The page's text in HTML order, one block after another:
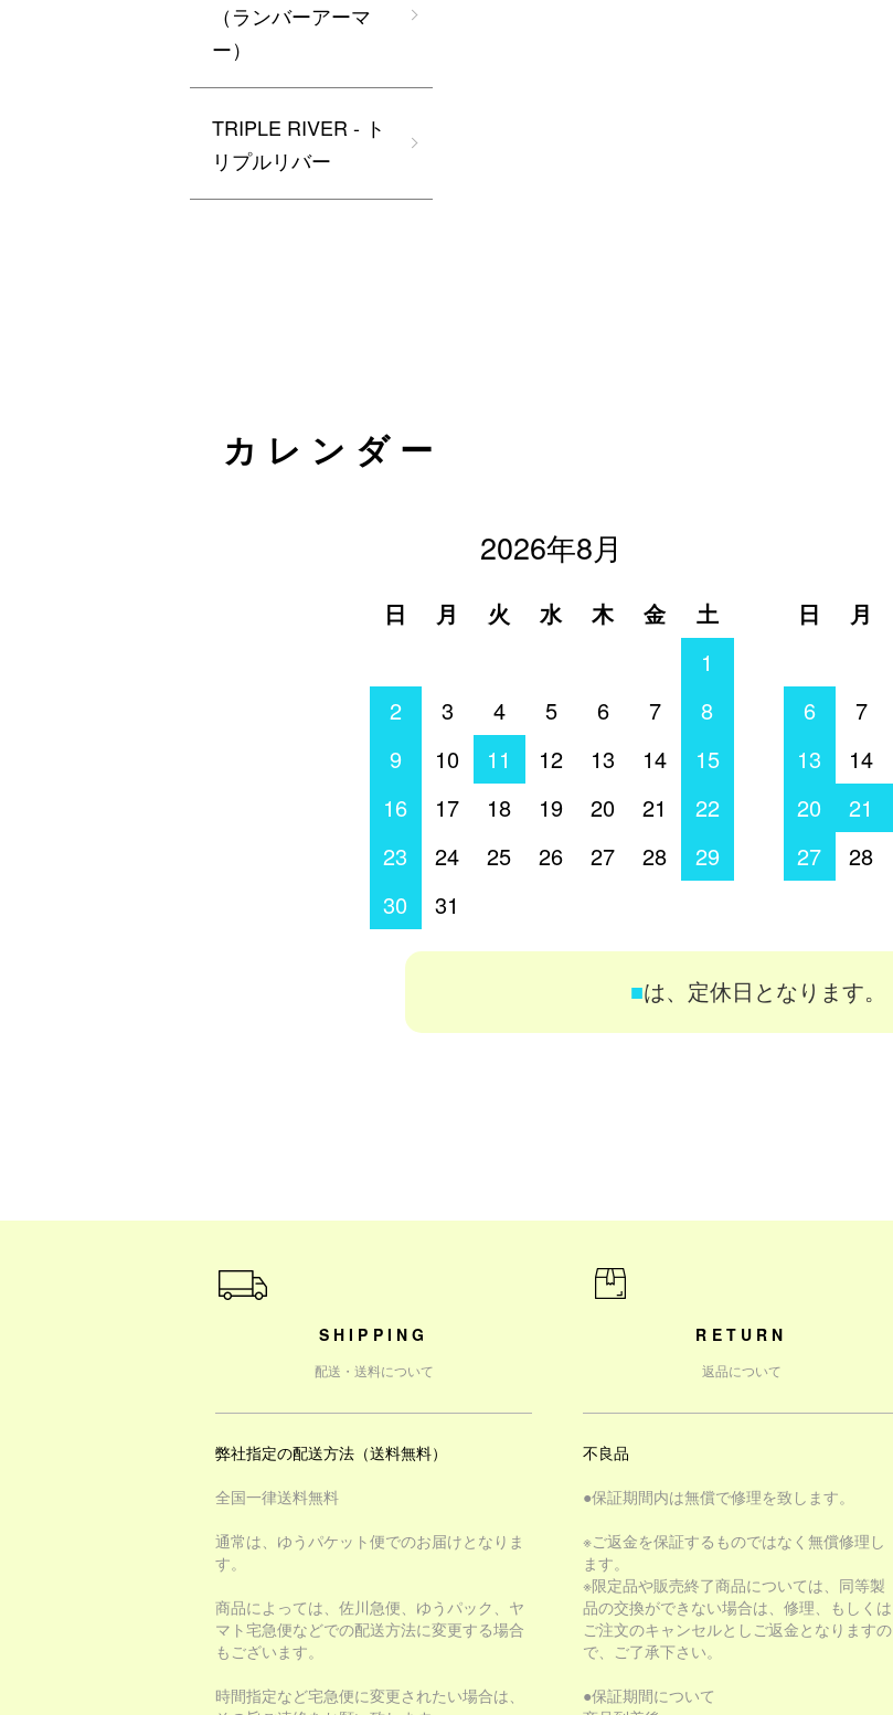
（ランバーアーマ
ー）
TRIPLE RIVER - ト
リプルリバー
カレンダー
2026年8月
日 月 火 水 木 金
土
1
2
3 4 5 6 7
8
9
10 11 12 13 14
15
16
17 18 19 20 21
22
23
24 25 26 27 28
29
30
31
日 月
6
7
13
14
20
21
27
28
■は、定休日となります。
ショッピングガイド
SHIPPING
配送・送料について
弊社指定の配送方法（送料無料）
全国一律送料無料
通常は、ゆうパケット便でのお届けとなりま
す。
商品によっては、佐川急便、ゆうパック、ヤ
マト宅急便などでの配送方法に変更する場合
もございます。
時間指定など宅急便に変更されたい場合は、
RETURN
返品について
不良品
●保証期間内は無償で修理を致します。
※ご返金を保証するものではなく無償修理し
ます。
※限定品や販売終了商品については、同等製
品の交換ができない場合は、修理、もしくは
ご注文のキャンセルとしご返金となりますの
で、ご了承下さい。
●保証期間について